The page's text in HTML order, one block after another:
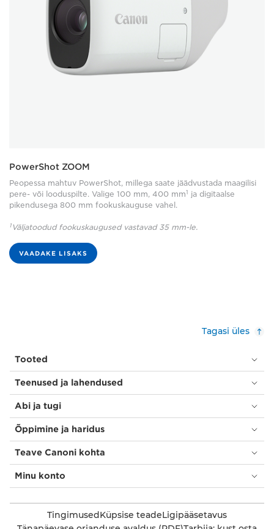
PowerShot ZOOM
Peopessa mahtuv PowerShot, millega saate jäädvustada maagilisi
pere- või looduspilte. Valige 100 mm, 400 mm1 ja digitaalse
pikendusega 800 mm fookuskauguse vahel.
1 Väljatoodud fookuskaugused vastavad 35 mm-le.
VAADAKE LISAKS
Tagasi üles
Tooted
Teenused ja lahendused
Abi ja tugi
Õppimine ja haridus
Teave Canoni kohta
Minu konto
TingimusedKüpsise teadeLigipääsetavus